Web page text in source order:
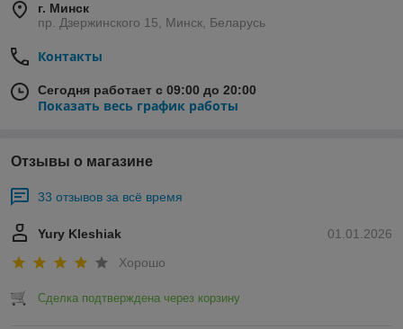
г. Минск
пр. Дзержинского 15, Минск, Беларусь
Контакты
Сегодня работает с 09:00 до 20:00
Показать весь график работы
Отзывы о магазине
33 отзывов за всё время
01.01.2026
Yury Kleshiak
Хорошо
Сделка подтверждена через корзину